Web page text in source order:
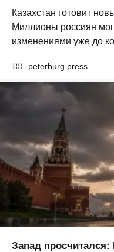
Казахстан готовит
Миллионы россиян
изменениями уже до
peterburg.press
Запад